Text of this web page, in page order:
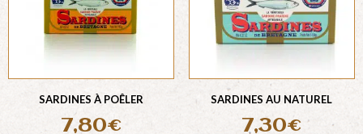
SARDINES À POÊLER
7,80€
SARDINES AU NATUREL
7,30€